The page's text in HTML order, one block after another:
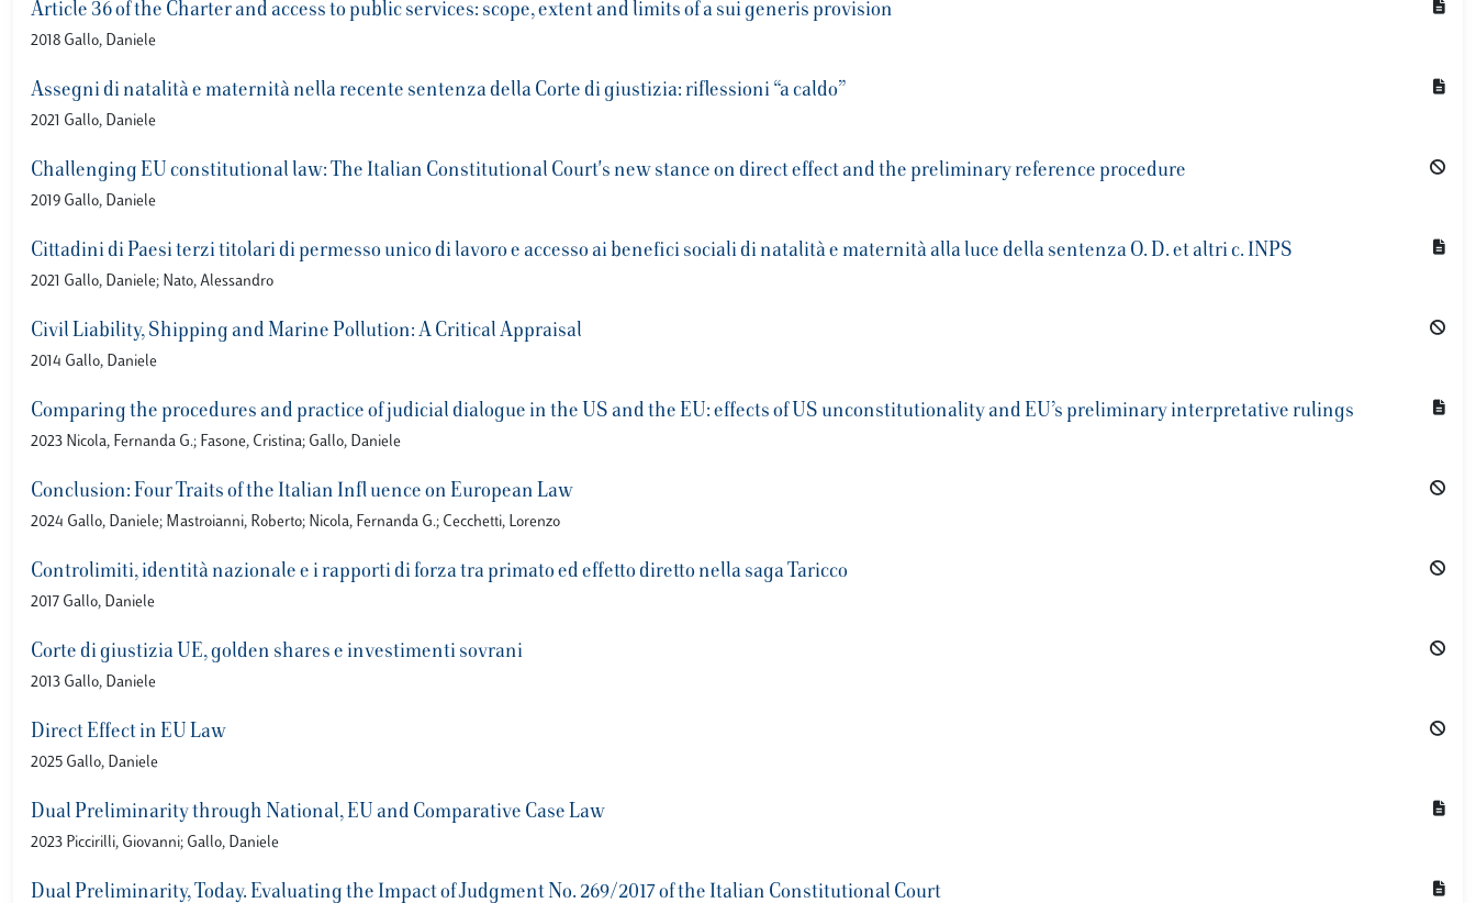
Article 36 of the Charter and access to public services: scope, extent and limits of a sui generis provision
2018 Gallo, Daniele
Assegni di natalità e maternità nella recente sentenza della Corte di giustizia: riflessioni “a caldo”
2021 Gallo, Daniele
Challenging EU constitutional law: The Italian Constitutional Court's new stance on direct effect and the preliminary reference procedure
2019 Gallo, Daniele
Cittadini di Paesi terzi titolari di permesso unico di lavoro e accesso ai benefici sociali di natalità e maternità alla luce della sentenza O. D. et altri c. INPS
2021 Gallo, Daniele; Nato, Alessandro
Civil Liability, Shipping and Marine Pollution: A Critical Appraisal
2014 Gallo, Daniele
Comparing the procedures and practice of judicial dialogue in the US and the EU: effects of US unconstitutionality and EU’s preliminary interpretative rulings
2023 Nicola, Fernanda G.; Fasone, Cristina; Gallo, Daniele
Conclusion: Four Traits of the Italian Infl uence on European Law
2024 Gallo, Daniele; Mastroianni, Roberto; Nicola, Fernanda G.; Cecchetti, Lorenzo
Controlimiti, identità nazionale e i rapporti di forza tra primato ed effetto diretto nella saga Taricco
2017 Gallo, Daniele
Corte di giustizia UE, golden shares e investimenti sovrani
2013 Gallo, Daniele
Direct Effect in EU Law
2025 Gallo, Daniele
Dual Preliminarity through National, EU and Comparative Case Law
2023 Piccirilli, Giovanni; Gallo, Daniele
Dual Preliminarity, Today. Evaluating the Impact of Judgment No. 269/2017 of the Italian Constitutional Court